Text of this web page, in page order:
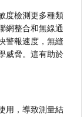
度檢測更多種類
網整合和無線通
警報速度，無縫
威脅。這有助於
用，導致測量結